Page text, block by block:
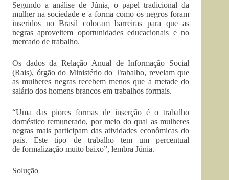
Segundo a análise de Júnia, o papel tradicional da
mulher na sociedade e a forma como os negros foram
inseridos no Brasil colocam barreiras para que as
negras aproveitem oportunidades educacionais e no
mercado de trabalho.
Os dados da Relação Anual de Informação Social
(Rais), órgão do Ministério do Trabalho, revelam que
as mulheres negras recebem menos que a metade do
salário dos homens brancos em trabalhos formais.
“Uma das piores formas de inserção é o trabalho
doméstico remunerado, por meio do qual as mulheres
negras mais participam das atividades econômicas do
país. Este tipo de trabalho tem um percentual
de formalização muito baixo”, lembra Júnia.
Solução